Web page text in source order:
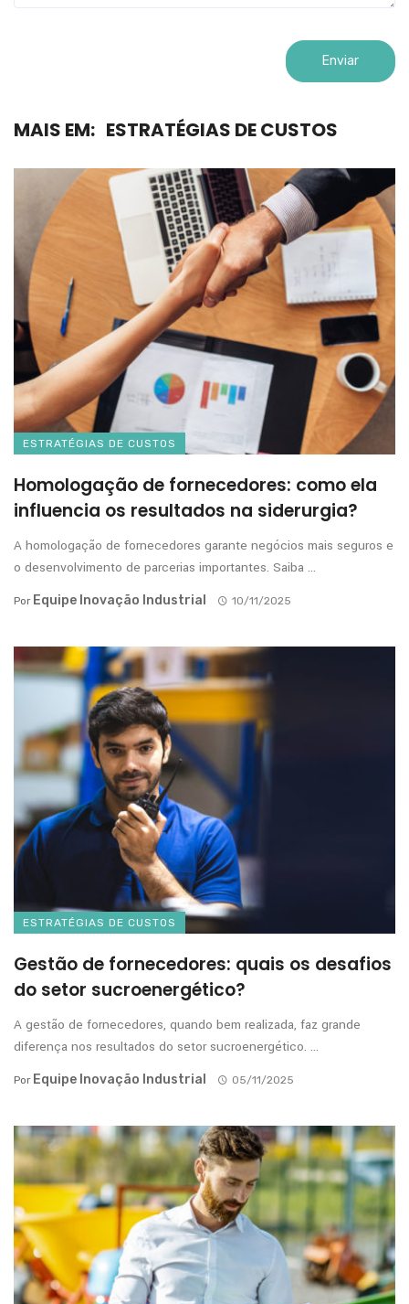
MAIS EM: ESTRATÉGIAS DE CUSTOS
ESTRATÉGIAS DE CUSTOS
Homologação de fornecedores: como ela
influencia os resultados na siderurgia?
A homologação de fornecedores garante negócios mais seguros e
o desenvolvimento de parcerias importantes. Saiba ...
Por Equipe Inovação Industrial 10/11/2025
ESTRATÉGIAS DE CUSTOS
Gestão de fornecedores: quais os desafios
do setor sucroenergético?
A gestão de fornecedores, quando bem realizada, faz grande
diferença nos resultados do setor sucroenergético. ...
Por Equipe Inovação Industrial 05/11/2025